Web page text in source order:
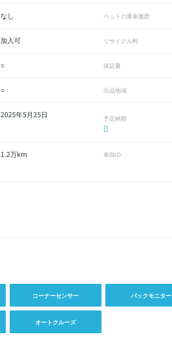
なし ペットの乗車履歴
加入可 リサイクル料
○ 保証書
○ 出品地域
2025年5月25日 予定納期
1.2万km 車両ID
コーナーセンサー バックモニター
オートクルーズ